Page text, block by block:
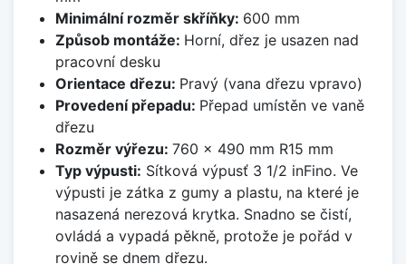
Minimální rozměr skříňky: 600 mm
Způsob montáže: Horní, dřez je usazen nad
pracovní desku
Orientace dřezu: Pravý (vana dřezu vpravo)
Provedení přepadu: Přepad umístěn ve vaně
dřezu
Rozměr výřezu: 760 x 490 mm R15 mm
Typ výpusti: Sítková výpusť 3 1/2 inFino. Ve
výpusti je zátka z gumy a plastu, na které je
nasazená nerezová krytka. Snadno se čistí,
ovládá a vypadá pěkně, protože je pořád v
rovině se dnem dřezu.